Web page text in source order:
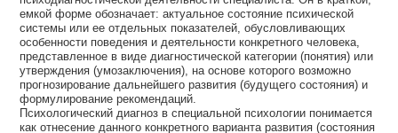
емкой форме обозначает: актуальное состояние психической
системы или ее отдельных показателей, обусловливающих
особенности поведения и деятельности конкретного человека,
представленное в виде диагностической категории (понятия) или
утверждения (умозаключения), на основе которого возможно
прогнозирование дальнейшего развития (будущего состояния) и
формулирование рекомендаций.
Психологический диагноз в специальной психологии понимается
как отнесение данного конкретного варианта развития (состояния